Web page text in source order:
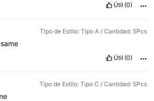
Útil (0)
Tipo de Estilo: Tipo A / Cantidad: 5Pcs
same
Útil (0)
Tipo de Estilo: Tipo C / Cantidad: 5Pcs